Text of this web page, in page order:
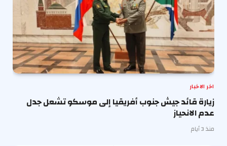
اخر الاخبار
زيارة قائد جيش جنوب أفريقيا إلى موسكو تشعل جدل
عدم الانحياز
منذ 3 أيام